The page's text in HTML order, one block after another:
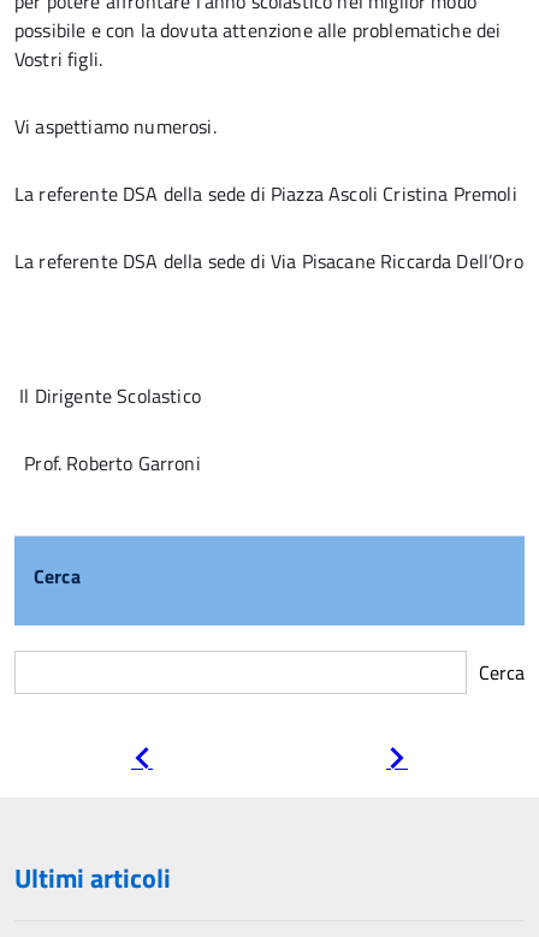
possibile e con la dovuta attenzione alle problematiche dei
Vostri figli.
Vi aspettiamo numerosi.
La referente DSA della sede di Piazza Ascoli Cristina Premoli
La referente DSA della sede di Via Pisacane Riccarda Dell’Oro
Il Dirigente Scolastico
Prof. Roberto Garroni
Cerca
Cerca
Ultimi articoli